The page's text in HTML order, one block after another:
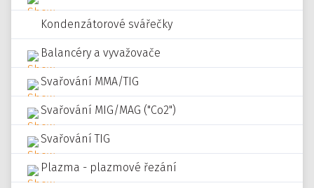
Kondenzátorové svářečky
Balancéry a vyvažovače
Svařování MMA/TIG
Svařování MIG/MAG ("Co2")
Svařování TIG
Plazma - plazmové řezání